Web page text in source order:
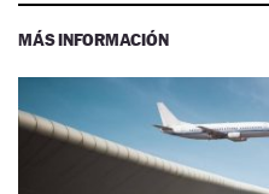
MÁS INFORMACIÓN